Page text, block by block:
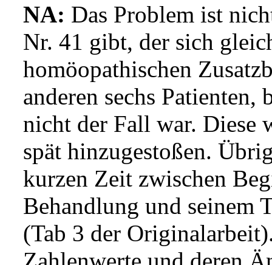
NA: Das Problem ist
Nr. 41 gibt, der sich
homöopathischen
anderen sechs Patienten,
nicht der Fall war. Diese
spät hinzugestoßen.
kurzen Zeit zwischen
Behandlung und seinem
(Tab 3 der